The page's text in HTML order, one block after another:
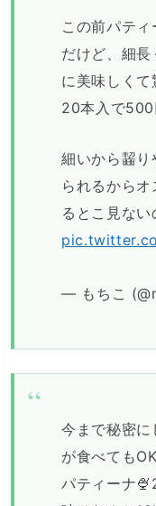
この前パテ
だけど、細
に美味しくて
20本入で500
細いから齧
られるから
るとこ見ない
— もちこ
今まで秘密に
が食べても
パティーナ